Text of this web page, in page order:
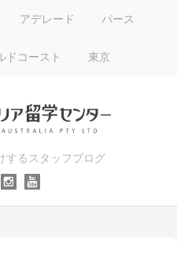
アデレード パース
ドコースト 東京
するスタッフブログ